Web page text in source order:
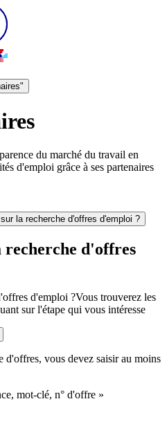
du marché du travail en
d'emploi grâce à ses partenaires
la recherche d'offres d'emploi ?
recherche d'offres
d'emploi ?Vous trouverez les
sur l'étape qui vous intéresse
d'offres, vous devez saisir au moins
mot-clé, n° d'offre »